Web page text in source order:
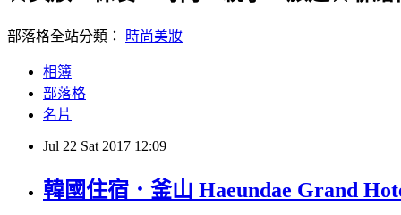
部落格全站分類： 時尚美妝
相簿
部落格
名片
Jul 22 Sat 2017 12:09
韓國住宿．釜山 Haeundae Grand